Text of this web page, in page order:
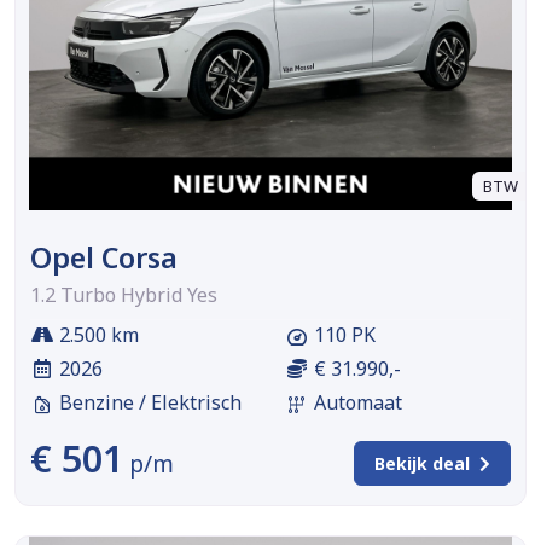
BTW
Opel Corsa
1.2 Turbo Hybrid Yes
2.500 km
2026
Benzine / Elektrisch
110 PK
€ 31.990,-
Automaat
€ 501 p/m Bekijk deal